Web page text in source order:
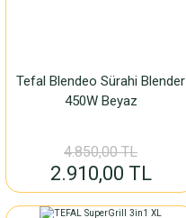
Tefal Blendeo Sürahi Blender
450W Beyaz
4.850,00 TL
2.910,00 TL